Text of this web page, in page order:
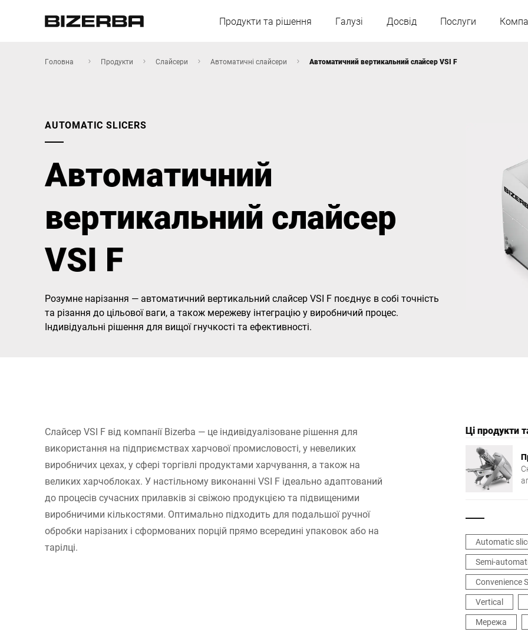
Продукти та рішення Галузі Досвід Послуги
Польща Португалія
Словаччина
Об'єднане Королівство
Америка
Азія
Австралія
Африка
Глобальний веб -сайт
Головна Продукти Слайсери Автоматичні слайсери Автоматичний вертикальний слайсер VSI F
AUTOMATIC SLICERS
Автоматичний
вертикальний слайсер
VSI F
Розумне нарізання — автоматичний вертикальний слайсер VSI F поєднує в собі точність
та різання до цільової ваги, а також мережеву інтеграцію у виробничий процес.
Індивідуальні рішення для вищої гнучкості та ефективності.
Слайсер VSI F від компанії Bizerba — це індивідуалізоване рішення для
використання на підприємствах харчової промисловості, у невеликих
виробничих цехах, у сфері торгівлі продуктами харчування, а також на
великих харчоблоках. У настільному виконанні VSI F ідеально адаптований
до процесів сучасних прилавків зі свіжою продукцією та підвищеними
виробничими кількостями. Оптимально підходить для подальшої ручної
обробки нарізаних і сформованих порцій прямо всередині упаковок або на
тарілці.
Ці продукти
Automatic
Semi-
Convenience
Vertical
Мережа